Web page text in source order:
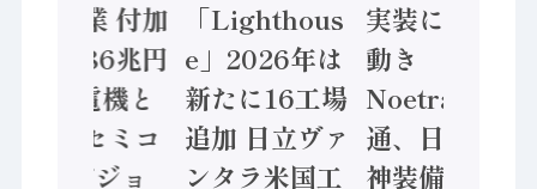
年製造業 付加
価値額86兆円
/ 三菱電機と
ソニーセミコ
ン AIビジョ
「Lighthous
e」2026年は
新たに16工場
追加 日立ヴァ
ンタラ米国工
実装に活発な
動き
Noetra、富士
通、日立 / 兵
神装備 ×